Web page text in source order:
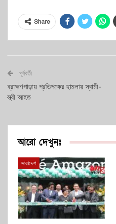
Share
পূর্ববর্তী
ব্রাহ্মণপাড়ায় প্রতিপক্ষের হামলায় স্বামী-
স্ত্রী আহত
আরো দেখুনঃ
সারাদেশ